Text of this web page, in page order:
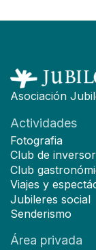
Asociación
Actividades
Fotografia
Club de
Club
Viajes y
Jubileres social
Senderismo
Área privada